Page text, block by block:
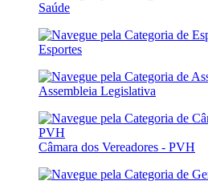
Saúde
Esportes
Assembleia Legislativa
Câmara dos Vereadores - PVH